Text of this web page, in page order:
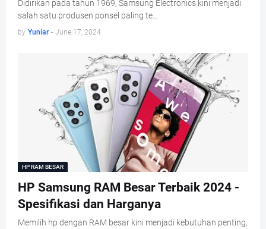
Didirikan pada tahun 1969, Samsung Electronics kini menjadi
salah satu produsen ponsel paling te…
by Yuniar - June 17, 2024
HP RAM BESAR
HP Samsung RAM Besar Terbaik 2024 -
Spesifikasi dan Harganya
Memilih hp dengan RAM besar kini menjadi kebutuhan penting,